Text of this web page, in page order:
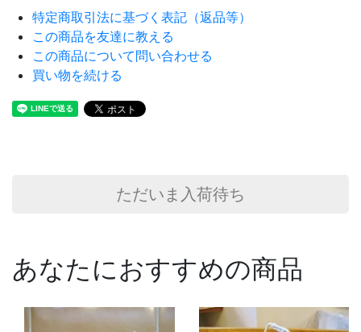
特定商取引法に基づく表記（返品等）
この商品を友達に教える
この商品について問い合わせる
買い物を続ける
ただいま入荷待ち
あなたにおすすめの商品